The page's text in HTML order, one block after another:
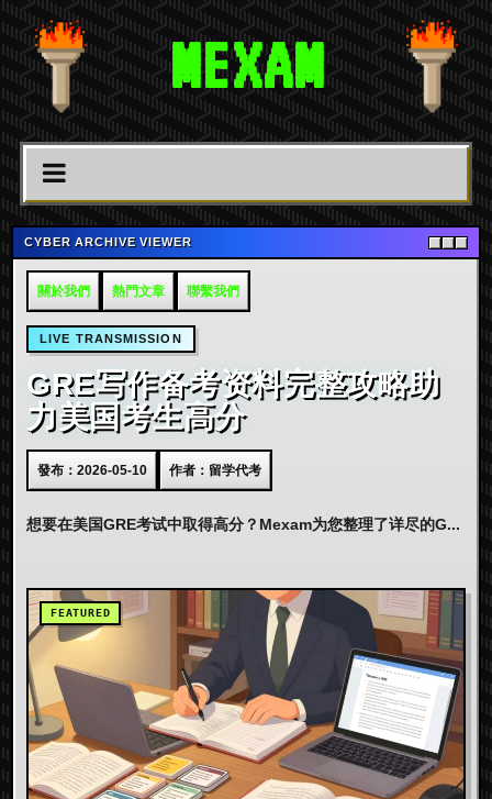
MEXAM
CYBER ARCHIVE VIEWER
關於我們 熱門文章 聯繫我們
LIVE TRANSMISSION
GRE写作备考资料完整攻略助
力美国考生高分
發布：2026-05-10 作者：留学代考
想要在美国GRE考试中取得高分？Mexam为您整理了详尽的G...